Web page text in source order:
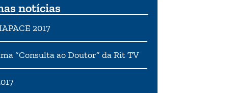
notícias
2017
“Consulta ao Doutor” da Rit TV